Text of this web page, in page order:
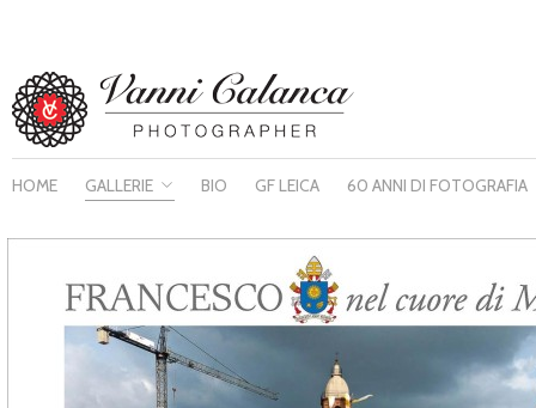
HOME GALLERIE BIO GF LEICA 60 ANNI DI FOTOGRAFIA